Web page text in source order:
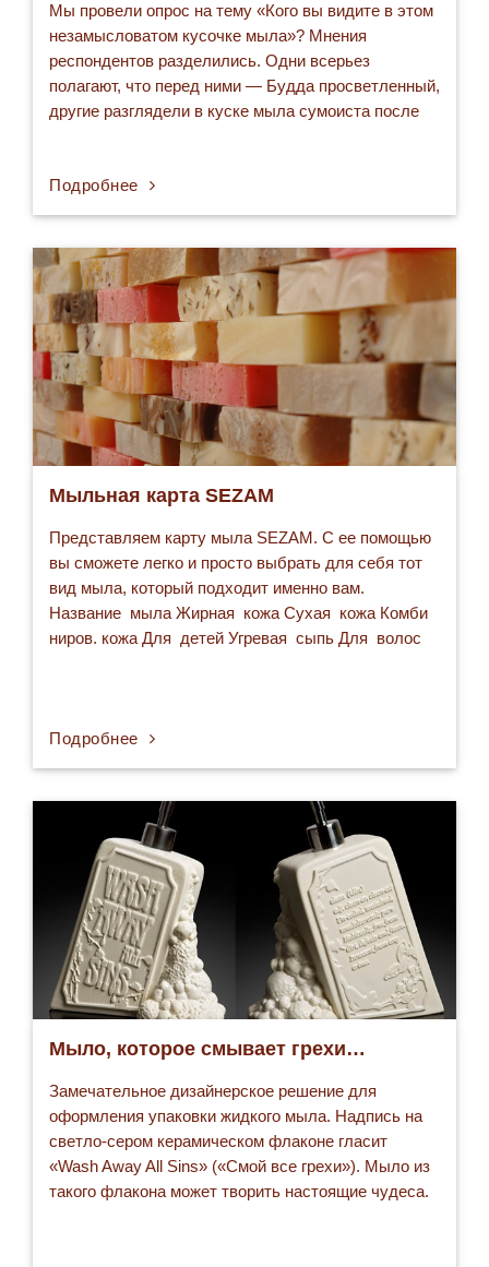
Мы провели опрос на тему «Кого вы видите в этом
незамысловатом кусочке мыла»? Мнения
респондентов разделились. Одни всерьез
полагают, что перед ними — Будда просветленный,
другие разглядели в куске мыла сумоиста после
чистом виде»! И тогда мы подумали и решили:…
Подробнее
Мыльная карта SEZAM
Представляем карту мыла SEZAM. C ее помощью
вы сможете легко и просто выбрать для себя тот
вид мыла, который подходит именно вам.
Название мыла Жирная кожа Сухая кожа Комби
ниров. кожа Для детей Угревая сыпь Для волос
Подробнее
Мыло, которое смывает грехи…
Замечательное дизайнерское решение для
оформления упаковки жидкого мыла. Надпись на
светло-сером керамическом флаконе гласит
«Wash Away All Sins» («Смой все грехи»). Мыло из
такого флакона может творить настоящие чудеса.